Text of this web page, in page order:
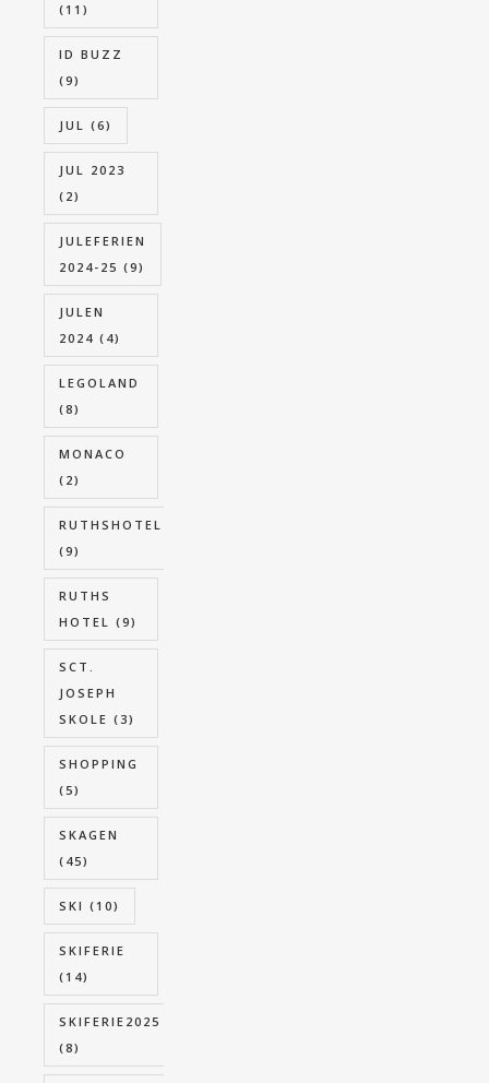
(11)
ID BUZZ
(9)
JUL (6)
JUL 2023
(2)
JULEFERIEN
2024-25 (9)
JULEN
2024 (4)
LEGOLAND
(8)
MONACO
(2)
RUTHSHOTEL
(9)
RUTHS
HOTEL (9)
SCT.
JOSEPH
SKOLE (3)
SHOPPING
(5)
SKAGEN
(45)
SKI (10)
SKIFERIE
(14)
SKIFERIE2025
(8)